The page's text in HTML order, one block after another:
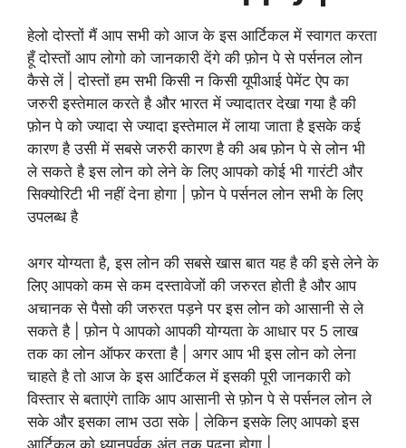
हेलो दोस्तों मैं आप सभी को आज के इस आर्टिकल में स्वागत करता
हूँ दोस्तों आप लोगो को जानकारी देंगे की फ़ोन पे से पर्सनल लोन
कैसे लें | दोस्तों हम सभी किसी न किसी यूपीआई पेमेंट ऐप का
जरुरी इस्तेमाल करते है और भारत में ज्यादातर देखा गया है की
फ़ोन पे को ज्यादा से ज्यादा इस्तेमाल में लाया जाता है इसके कई
कारण है उसी में सबसे जरुरी कारण है की अब फ़ोन पे से लोन भी
ले सकते है इस लोन को लेने के लिए आपको कोई भी गारंटी और
सिक्योरिटी भी नहीं देना होगा | फ़ोन पे पर्सनल लोन सभी के लिए
उपलब्ध है
अगर योग्यता है, इस लोन की सबसे खास बात यह है की इसे लेने के
लिए आपको कम से कम दस्तावेजों की जरुरत होती है और आप
अचानक से पैसो की जरुरत पड़ने पर इस लोन को आसानी से ले
सकते है | फ़ोन पे आपको आपकी योग्यता के आधार पर 5 लाख
तक का लोन ऑफर करता है | अगर आप भी इस लोन को लेना
चाहते है तो आज के इस आर्टिकल में इसकी पूरी जानकारी को
विस्तार से बताएंगे ताकि आप आसानी से फ़ोन पे से पर्सनल लोन ले
सके और इसका लाभ उठा सके | लेकिन इसके लिए आपको इस
आर्टिकल को ध्यानपूर्वक अंत तक पढ़ना होगा |